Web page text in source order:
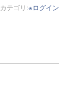
カテゴリ:※ログイン